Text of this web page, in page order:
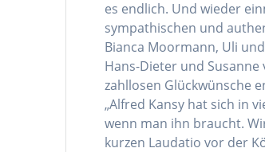
es endlich. Und wieder
sympathischen und
Bianca Moormann, Uli
Hans-Dieter und
zahllosen Glückwünsche
„Alfred Kansy hat sich in
wenn man ihn braucht.
kurzen Laudatio vor der